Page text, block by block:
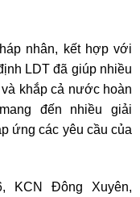
nhân, kết hợp với
LDT đã giúp nhiều
khắp cả nước hoàn
đến nhiều giải
ứng các yêu cầu của
KCN Đông Xuyên,